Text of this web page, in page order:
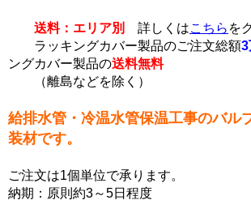
送料：エリア別 詳しくはこちら を
ラッキングカバー製品のご注文総額3
ングカバー製品の送料無料
（離島などを除く）
給排水管・冷温水管保温工事のバル
装材です。
ご注文は1個単位で承ります。
納期：原則約3～5日程度